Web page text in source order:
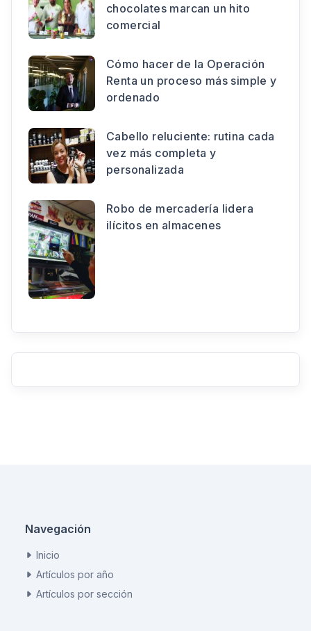
chocolates marcan un hito
comercial
Cómo hacer de la Operación
Renta un proceso más simple y
ordenado
Cabello reluciente: rutina cada
vez más completa y
personalizada
Robo de mercadería lidera
ilícitos en almacenes
Navegación
Inicio
Artículos por año
Artículos por sección